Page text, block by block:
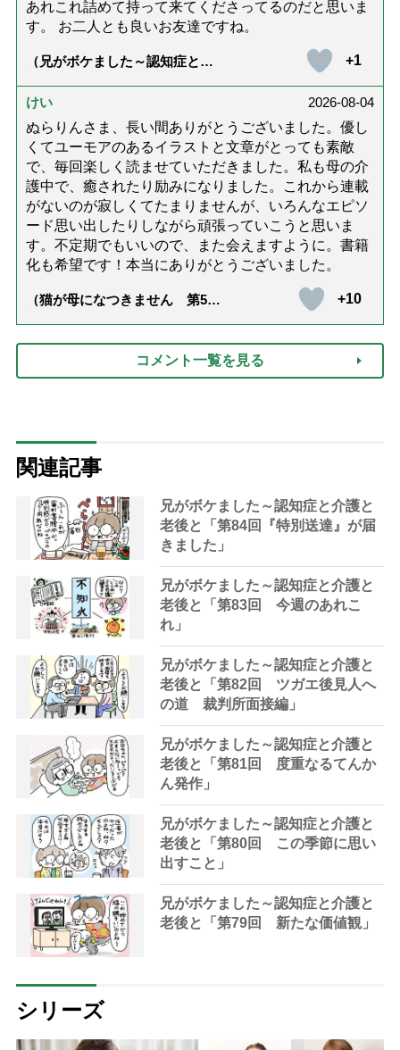
あれこれ詰めて持って来てくださってるのだと思いま
す。 お二人とも良いお友達ですね。
（兄がボケました～認知症と介
達』が届きました」）
+1
けい
2026-08-04
ぬらりんさま、長い間ありがとうございました。優し
くてユーモアのあるイラストと文章がとっても素敵
で、毎回楽しく読ませていただきました。私も母の介
護中で、癒されたり励みになりました。これから連載
がないのが寂しくてたまりませんが、いろんなエピソ
ード思い出したりしながら頑張っていこうと思いま
す。不定期でもいいので、また会えますように。書籍
化も希望です！本当にありがとうございました。
（猫が母になつきません 第500
+10
コメント一覧を見る
関連記事
兄がボケました～認知症と介護と
老後と「第84回『特別送達』が届
きました」
兄がボケました～認知症と介護と
老後と「第83回 今週のあれこ
れ」
兄がボケました～認知症と介護と
老後と「第82回 ツガエ後見人へ
の道 裁判所面接編」
兄がボケました～認知症と介護と
老後と「第81回 度重なるてんか
ん発作」
兄がボケました～認知症と介護と
老後と「第80回 この季節に思い
出すこと」
兄がボケました～認知症と介護と
老後と「第79回 新たな価値観」
シリーズ